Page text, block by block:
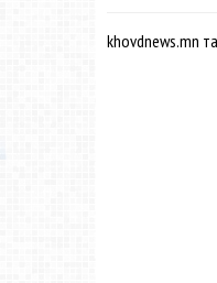
khovdnews.mn